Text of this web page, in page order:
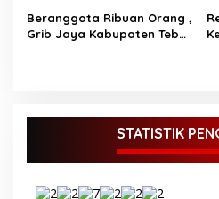
Beranggota Ribuan Orang ,
Grib Jaya Kabupaten Tebo
STATISTIK